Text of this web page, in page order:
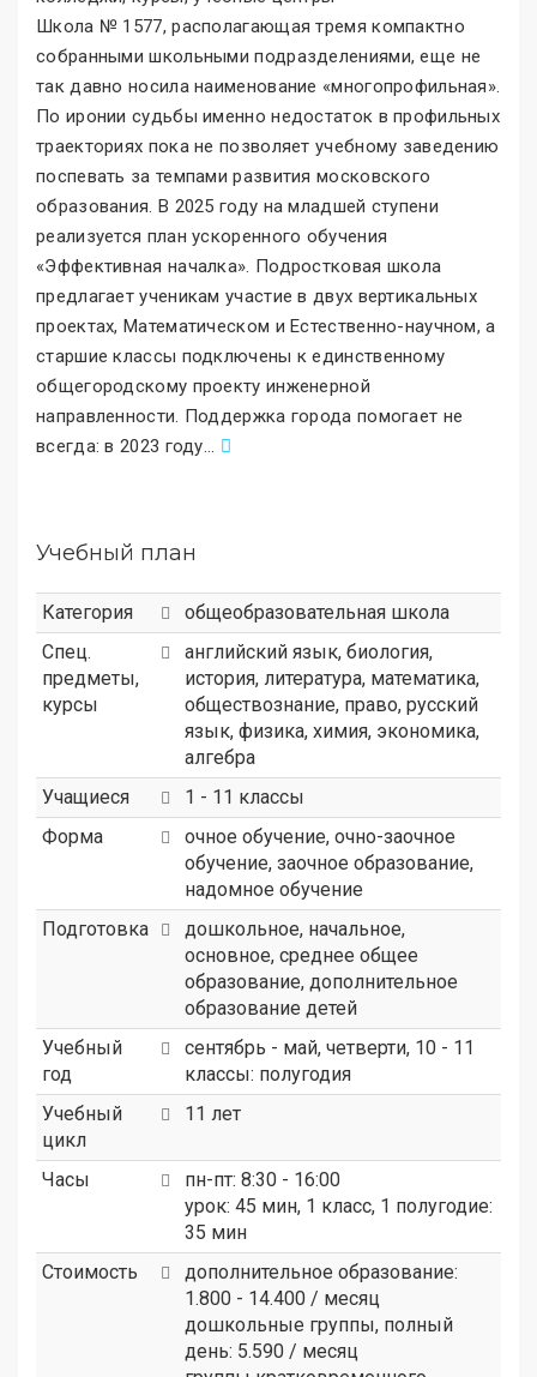
Школа № 1577, располагающая тремя компактно
собранными школьными подразделениями, еще не
так давно носила наименование «многопрофильная».
По иронии судьбы именно недостаток в профильных
траекториях пока не позволяет учебному заведению
поспевать за темпами развития московского
образования. В 2025 году на младшей ступени
реализуется план ускоренного обучения
«Эффективная началка». Подростковая школа
предлагает ученикам участие в двух вертикальных
проектах, Математическом и Естественно-научном, а
старшие классы подключены к единственному
общегородскому проекту инженерной
направленности. Поддержка города помогает не
всегда: в 2023 году...
Учебный план
Категория
общеобразовательная школа
Спец.
предметы,
курсы
английский язык, биология,
история, литература, математика,
обществознание, право, русский
язык, физика, химия, экономика,
алгебра
Учащиеся
1 - 11 классы
Форма
очное обучение, очно-заочное
обучение, заочное образование,
надомное обучение
Подготовка
дошкольное, начальное,
основное, среднее общее
образование, дополнительное
образование детей
Учебный
год
сентябрь - май, четверти, 10 - 11
классы: полугодия
Учебный
цикл
11 лет
Часы
пн-пт: 8:30 - 16:00
урок: 45 мин, 1 класс, 1 полугодие:
35 мин
Стоимость
дополнительное образование:
1.800 - 14.400 / месяц
дошкольные группы, полный
день: 5.590 / месяц